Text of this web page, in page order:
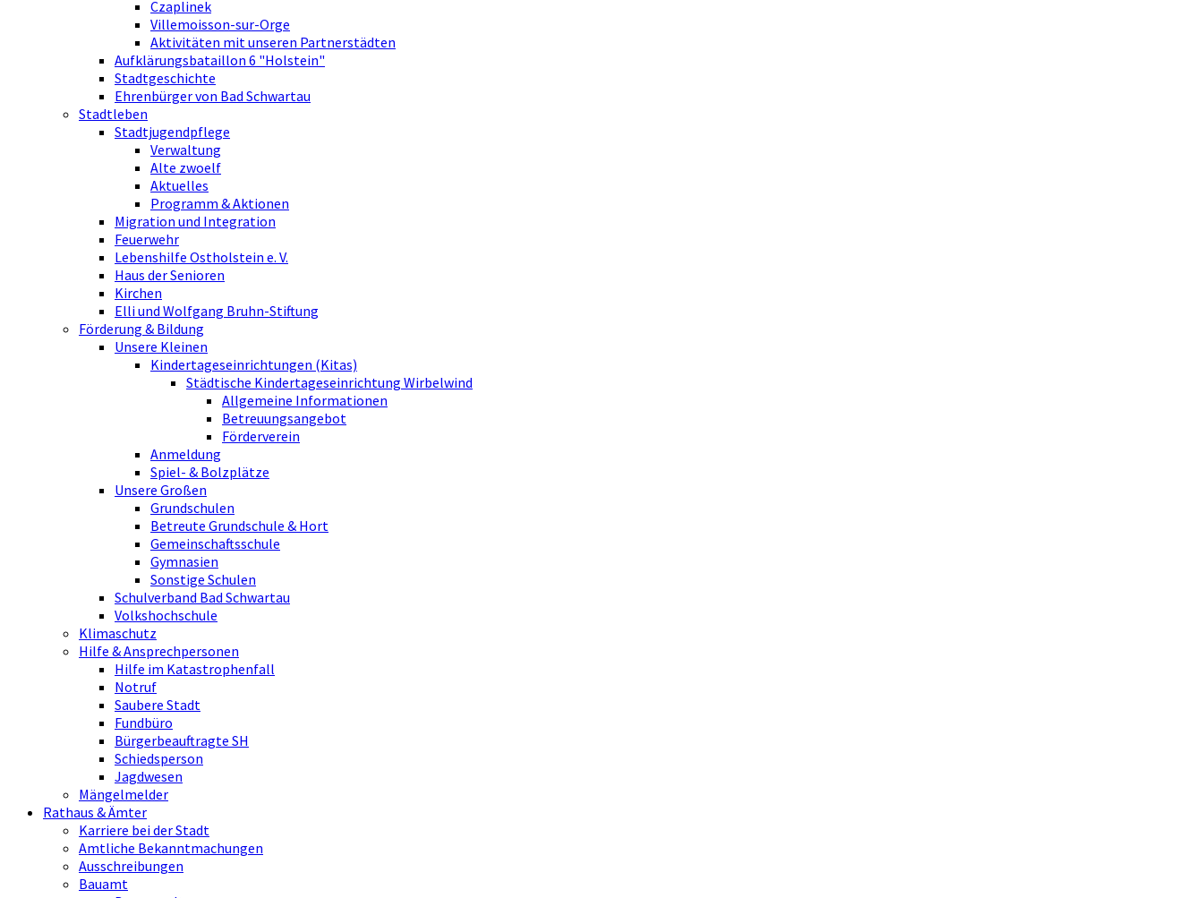
Czaplinek
Villemoisson-sur-Orge
Aktivitäten mit unseren Partnerstädten
Aufklärungsbataillon 6 "Holstein"
Stadtgeschichte
Ehrenbürger von Bad Schwartau
Stadtleben
Stadtjugendpflege
Verwaltung
Alte zwoelf
Aktuelles
Programm & Aktionen
Migration und Integration
Feuerwehr
Lebenshilfe Ostholstein e. V.
Haus der Senioren
Kirchen
Elli und Wolfgang Bruhn-Stiftung
Förderung & Bildung
Unsere Kleinen
Kindertageseinrichtungen (Kitas)
Städtische Kindertageseinrichtung Wirbelwind
Allgemeine Informationen
Betreuungsangebot
Förderverein
Anmeldung
Spiel- & Bolzplätze
Unsere Großen
Grundschulen
Betreute Grundschule & Hort
Gemeinschaftsschule
Gymnasien
Sonstige Schulen
Schulverband Bad Schwartau
Volkshochschule
Klimaschutz
Hilfe & Ansprechpersonen
Hilfe im Katastrophenfall
Notruf
Saubere Stadt
Fundbüro
Bürgerbeauftragte SH
Schiedsperson
Jagdwesen
Mängelmelder
Rathaus & Ämter
Karriere bei der Stadt
Amtliche Bekanntmachungen
Ausschreibungen
Bauamt